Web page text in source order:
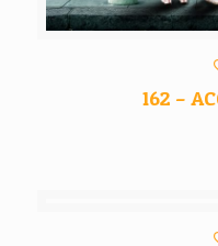
162 –